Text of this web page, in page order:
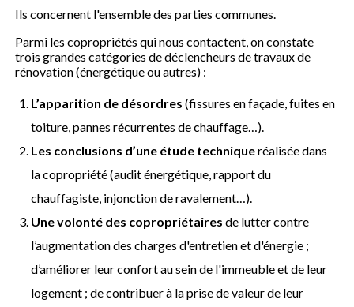
Ils concernent l'ensemble des parties communes.
Parmi les copropriétés qui nous contactent, on constate
trois grandes catégories de déclencheurs de travaux de
rénovation (énergétique ou autres) :
L’apparition de désordres (fissures en façade, fuites en
toiture, pannes récurrentes de chauffage…).
Les conclusions d’une étude techniqueréalisée dans
la copropriété (audit énergétique, rapport du
chauffagiste, injonction de ravalement…).
Une volonté des copropriétaires de lutter contre
l’augmentation des charges d'entretien et d'énergie ;
d’améliorer leur confort au sein de l'immeuble et de leur
logement ; de contribuer à la prise de valeur de leur